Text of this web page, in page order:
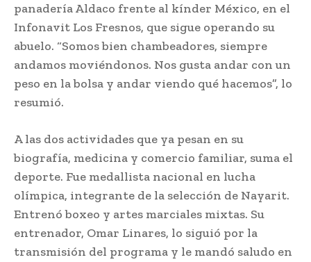
panadería Aldaco frente al kínder México, en el
Infonavit Los Fresnos, que sigue operando su
abuelo. “Somos bien chambeadores, siempre
andamos moviéndonos. Nos gusta andar con un
peso en la bolsa y andar viendo qué hacemos”, lo
resumió.
A las dos actividades que ya pesan en su
biografía, medicina y comercio familiar, suma el
deporte. Fue medallista nacional en lucha
olímpica, integrante de la selección de Nayarit.
Entrenó boxeo y artes marciales mixtas. Su
entrenador, Omar Linares, lo siguió por la
transmisión del programa y le mandó saludo en